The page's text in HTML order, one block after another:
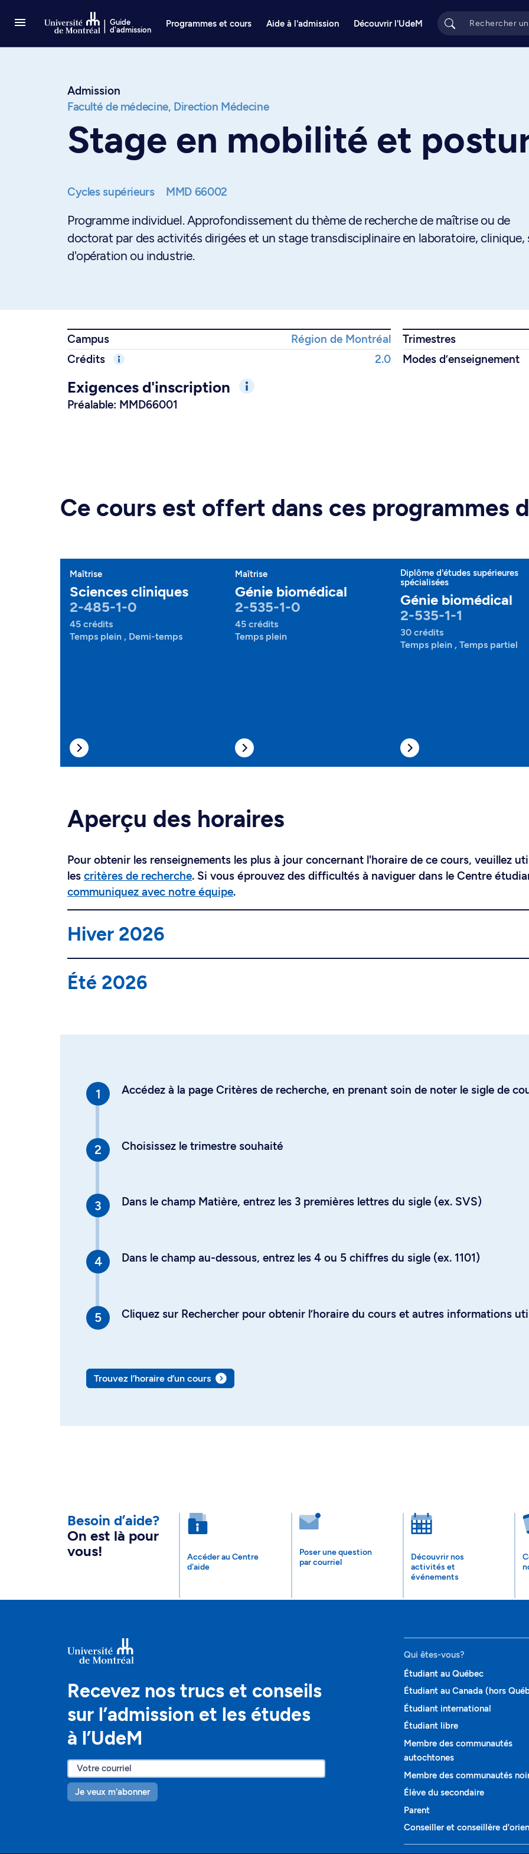
Guide
d'admission
Programmes et cours Aide à l'admission Découvrir l'UdeM
Admission
Faculté de médecine, Direction Médecine
Stage en mobilité et
Cycles supérieurs MMD 66002
Programme individuel. Approfondissement du thème de recherche de maîtrise ou de
doctorat par des activités dirigées et un stage transdisciplinaire en laboratoire, clinique,
d'opération ou industrie.
Campus Région de Montréal Trimestres
Crédits
2.0 Modes d’enseignement
Exigences d'inscription
Préalable: MMD66001
Ce cours est offert dans ces programmes
Maîtrise
Sciences cliniques
2-485-1-0
45 crédits
Temps plein , Demi-temps
Maîtrise
Génie biomédical
2-535-1-0
45 crédits
Temps plein
Diplôme d'études supérieures
spécialisées
Génie biomédical
2-535-1-1
30 crédits
Temps plein , Temps partiel
Aperçu des horaires
Pour obtenir les renseignements les plus à jour concernant l'horaire de ce cours, veuillez
les critères de recherche. Si vous éprouvez des difficultés à naviguer dans le Centre
communiquez avec notre équipe.
Hiver 2026
Été 2026
Accédez à la page Critères de recherche, en prenant soin de noter le sigle de
Choisissez le trimestre souhaité
Dans le champ Matière, entrez les 3 premières lettres du sigle (ex. SVS)
Dans le champ au-dessous, entrez les 4 ou 5 chiffres du sigle (ex. 1101)
Cliquez sur Rechercher pour obtenir l’horaire du cours et autres informations
Trouvez l’horaire d’un cours
Besoin d’aide?
On est là pour
vous!
Accéder au Centre
d'aide
Poser une question
par courriel
Découvrir nos
activités et
événements
Recevez nos trucs et conseils
sur l’admission et les études
à l’UdeM
Je veux m'abonner
Qui êtes-vous?
Étudiant au Québec
Étudiant au Canada (hors
Étudiant international
Étudiant libre
Membre des communautés
autochtones
Membre des communautés
Élève du secondaire
Parent
Conseiller et conseillère